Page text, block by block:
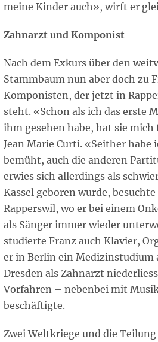
meine Kinder auch», wirft er
Zahnarzt und Komponist
Nach dem Exkurs über den
Stammbaum nun aber doch zu
Komponisten, der jetzt in
steht. «Schon als ich das erste
ihm gesehen habe, hat sie
Jean Marie Curti. «Seither habe
bemüht, auch die anderen
erwies sich allerdings als
Kassel geboren wurde,
Rapperswil, wo er bei einem
als Sänger immer wieder
studierte Franz auch Klavier,
er in Berlin ein Medizinstudium
Dresden als Zahnarzt
Vorfahren – nebenbei mit
beschäftigte.
Zwei Weltkriege und die